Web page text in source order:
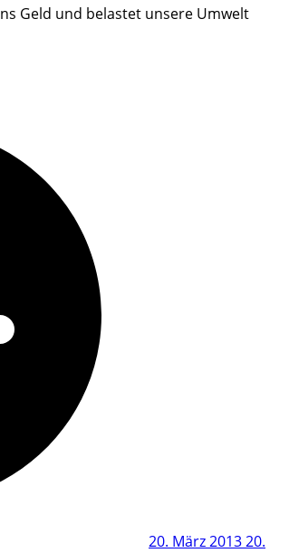
Geld und belastet unsere Umwelt
20. März 201320.